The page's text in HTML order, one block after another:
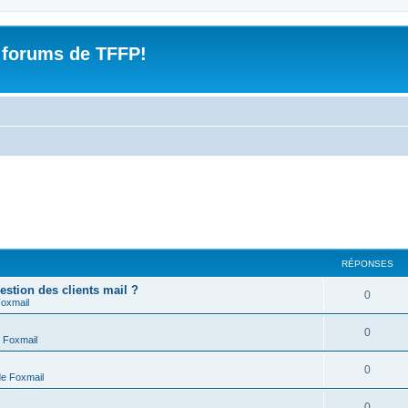
de TFFP!
RÉPONSES
des clients mail ? 0R
é
o
n
Foxmail
0R
é
o
Foxmail
0R
é